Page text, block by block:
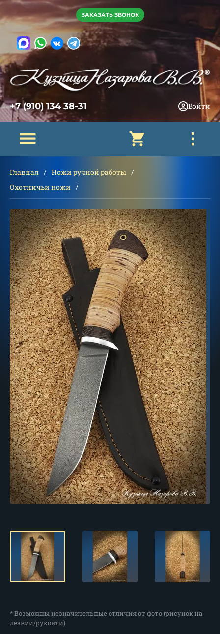
ЗАКАЗАТЬ ЗВОНОК
+7 (910) 134 38-31 Войти
Главная
Ножи ручной работы
Охотничьи ножи
* Возможны незначительные отличия от фото (рисунок на
лезвии/рукояти).